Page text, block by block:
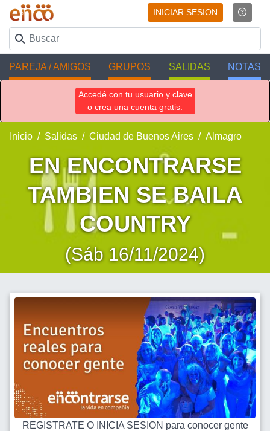
INICIAR SESION
PAREJA / AMIGOS GRUPOS SALIDAS NOTAS
Accedé con tu usuario y clave
o crea una cuenta gratis.
Inicio Salidas Ciudad de Buenos Aires Almagro
EN ENCONTRARSE
TAMBIEN SE BAILA
COUNTRY
(Sáb 16/11/2024)
REGISTRATE O INICIA SESION para conocer gente